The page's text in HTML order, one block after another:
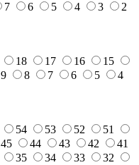
7 6 5 4 3
2
18 17 16
15
9 8 7 6 5
4
54 53 52
51
45 44 43 42
41
35 34 33
32